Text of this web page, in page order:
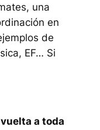
una
en
de
EF… Si
a toda